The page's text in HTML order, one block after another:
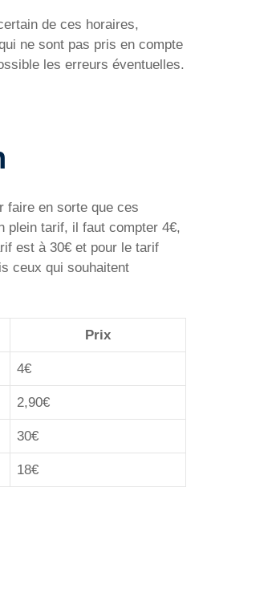
de ces horaires,
ne sont pas pris en compte
les erreurs éventuelles.
faire en sorte que ces
plein tarif, il faut compter 4€,
est à 30€ et pour le tarif
ceux qui souhaitent
Prix
4€
2,90€
30€
18€